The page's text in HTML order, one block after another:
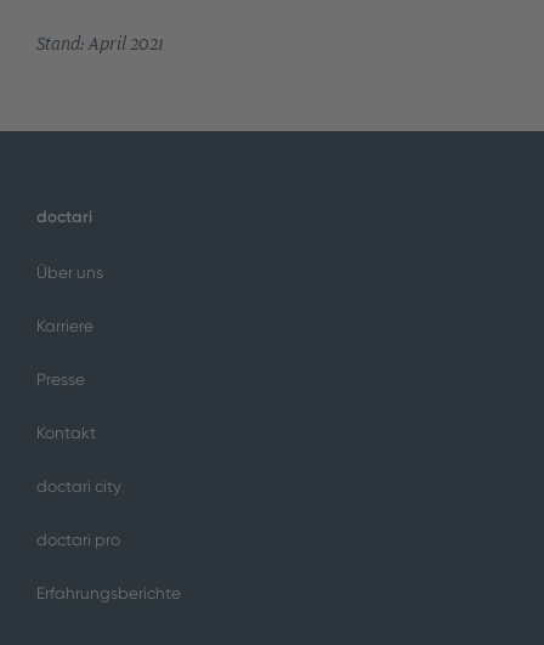
Stand: April 2021
doctari
Über uns
Karriere
Presse
Kontakt
doctari city
doctari pro
Erfahrungsberichte